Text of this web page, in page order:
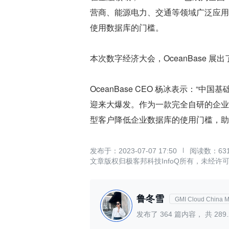
营商、能源电力、交通等领域广泛应
使用数据库的门槛。
本次数字经济大会，OceanBase 展出
OceanBase CEO 杨冰表示：“中国基
迎来大爆发。作为一款完全自研的企
型客户降低企业数据库的使用门槛，
2023-07-07 17:50
文章版权归极客邦科技InfoQ所有，未经许
鲁冬雪 GMI Cloud China
发布了 364 篇内容， 共